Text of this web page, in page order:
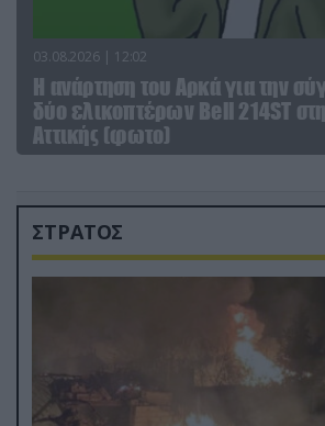
03.08.2026 | 12:02
Η ανάρτηση του Αρκά για την
δύο ελικοπτέρων Bell 214ST
Αττικής (φωτο)
ΣΤΡΑΤΟΣ